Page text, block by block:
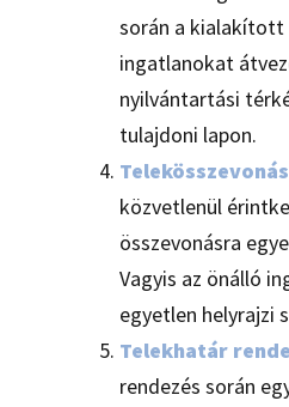
során a kialakított
ingatlanokat
nyilvántartási
tulajdoni lapon.
közvetlenül
összevonásra
Vagyis az önálló
egyetlen helyrajzi
Telekhatár
rendezés során